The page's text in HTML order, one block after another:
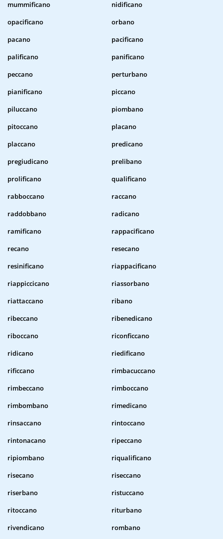
mummificano
nidificano
opacificano
orbano
pacano
pacificano
palificano
panificano
peccano
perturbano
pianificano
piccano
piluccano
piombano
pitoccano
placano
placcano
predicano
pregiudicano
prelibano
prolificano
qualificano
rabboccano
raccano
raddobbano
radicano
ramificano
rappacificano
recano
resecano
resinificano
riappacificano
riappiccicano
riassorbano
riattaccano
ribano
ribeccano
ribenedicano
riboccano
riconficcano
ridicano
riedificano
rificcano
rimbacuccano
rimbeccano
rimboccano
rimbombano
rimedicano
rinsaccano
rintoccano
rintonacano
ripeccano
ripiombano
riqualificano
risecano
riseccano
riserbano
ristuccano
ritoccano
riturbano
rivendicano
rombano